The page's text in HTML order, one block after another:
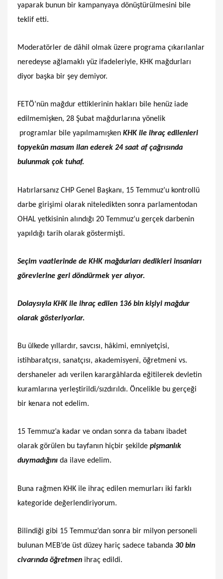
yaparak bunun bir kampanyaya dönüştürülmesini bile
teklif etti.
Moderatörler de dâhil olmak üzere programa çıkarılanlar
neredeyse ağlamaklı yüz ifadeleriyle, KHK mağdurları
diyor başka bir şey demiyor.
FETÖ’nün mağdur ettiklerinin hakları bile henüz iade
edilmemişken, 28 Şubat mağdurlarına yönelik
programlar bile yapılmamışken KHK ile ihraç edilenleri
topyekûn masum ilan ederek 24 saat af çağrısında
bulunmak çok tuhaf.
Hatırlarsanız CHP Genel Başkanı, 15 Temmuz’u kontrollü
darbe girişimi olarak niteledikten sonra parlamentodan
OHAL yetkisinin alındığı 20 Temmuz’u gerçek darbenin
yapıldığı tarih olarak göstermişti.
Seçim vaatlerinde de KHK mağdurları dedikleri insanları
görevlerine geri döndürmek yer alıyor.
Dolaysıyla KHK ile ihraç edilen 136 bin kişiyi mağdur
olarak gösteriyorlar.
Bu ülkede yıllardır, savcısı, hâkimi, emniyetçisi,
istihbaratçısı, sanatçısı, akademisyeni, öğretmeni vs.
dershaneler adı verilen karargâhlarda eğitilerek devletin
kuramlarına yerleştirildi/sızdırıldı. Öncelikle bu gerçeği
bir kenara not edelim.
15 Temmuz’a kadar ve ondan sonra da tabanı ibadet
olarak görülen bu tayfanın hiçbir şekilde pişmanlık
duymadığını da ilave edelim.
Buna rağmen KHK ile ihraç edilen memurları iki farklı
kategoride değerlendiriyorum.
Bilindiği gibi 15 Temmuz’dan sonra bir milyon personeli
bulunan MEB’de üst düzey hariç sadece tabanda 30 bin
civarında öğretmen ihraç edildi.